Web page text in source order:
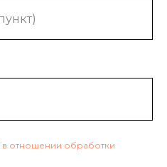
в отношении обработки